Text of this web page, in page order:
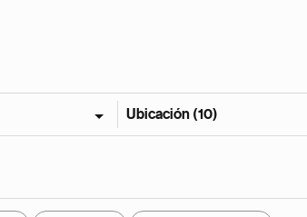
Ubicación (10)